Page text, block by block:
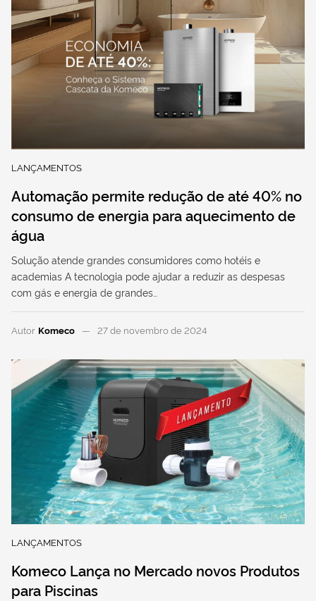
LANÇAMENTOS
Automação permite redução de até 40% no
consumo de energia para aquecimento de
água
Solução atende grandes consumidores como hotéis e
academias A tecnologia pode ajudar a reduzir as despesas
com gás e energia de grandes…
Autor Komeco 27 de novembro de 2024
LANÇAMENTOS
Komeco Lança no Mercado novos Produtos
para Piscinas